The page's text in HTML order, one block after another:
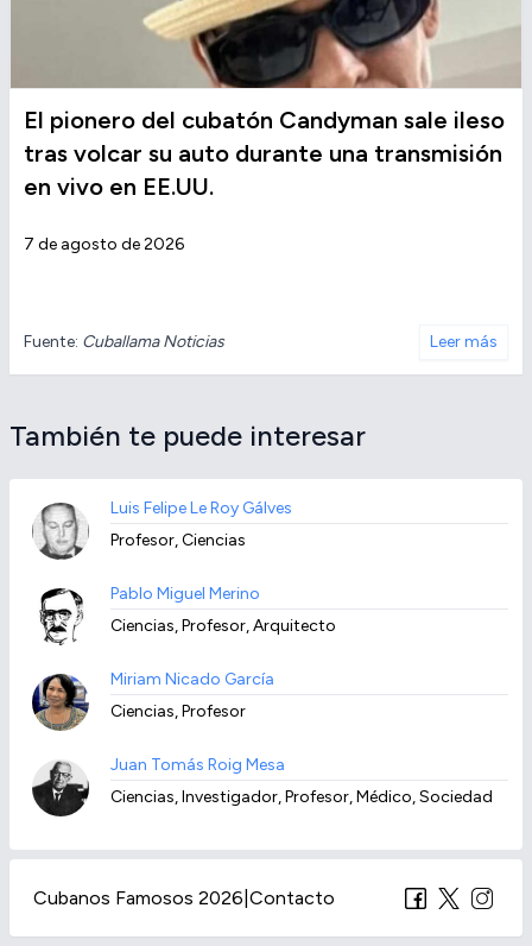
El pionero del cubatón Candyman sale ileso
tras volcar su auto durante una transmisión
en vivo en EE.UU.
7 de agosto de 2026
Fuente: Cuballama Noticias Leer más
También te puede interesar
Luis Felipe Le Roy Gálves
Profesor, Ciencias
Pablo Miguel Merino
Ciencias, Profesor, Arquitecto
Miriam Nicado García
Ciencias, Profesor
Juan Tomás Roig Mesa
Ciencias, Investigador, Profesor, Médico, Sociedad
Cubanos Famosos 2026 Contacto